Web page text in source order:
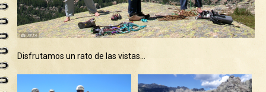
Disfrutamos un rato de las vistas…